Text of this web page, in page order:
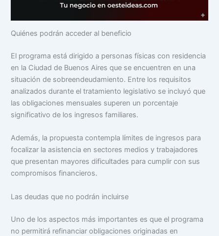
Quiénes podrán acceder al beneficio
El programa está dirigido a personas físicas con residencia
en la Ciudad de Buenos Aires que se encuentren en una
situación de sobreendeudamiento. Entre los requisitos
analizados durante el tratamiento legislativo se incluyó que
las obligaciones mensuales superen un porcentaje
significativo de los ingresos familiares.
Además, la propuesta contempla límites de ingresos para
focalizar la asistencia en sectores medios y trabajadores
que presentan mayores dificultades para cumplir con sus
compromisos financieros.
Las deudas que no podrán incluirse
Uno de los aspectos más importantes es que el programa
no permitirá refinanciar obligaciones originadas en